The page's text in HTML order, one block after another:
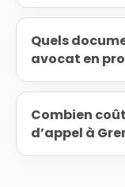
Quels
avocat en
Combien
d’appel à